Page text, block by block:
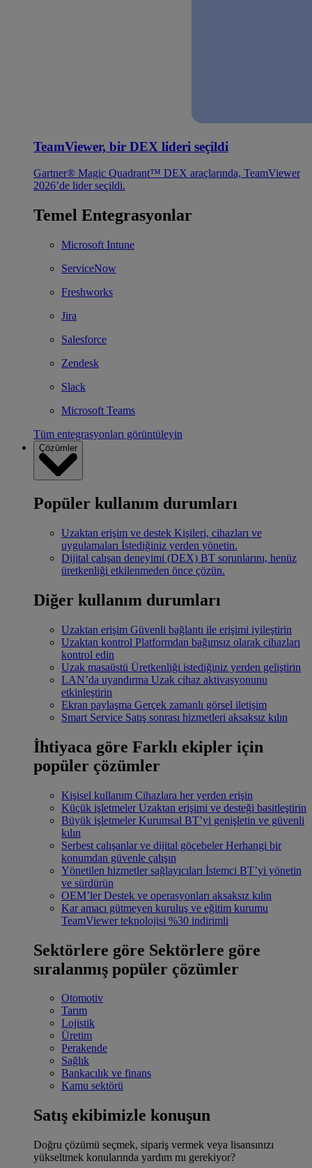
TeamViewer, bir DEX lideri seçildi
Gartner® Magic Quadrant™ DEX araçlarında, TeamViewer
2026’de lider seçildi.
Temel Entegrasyonlar
Microsoft Intune
ServiceNow
Freshworks
Jira
Salesforce
Zendesk
Slack
Microsoft Teams
Tüm entegrasyonları görüntüleyin
Çözümler
Popüler kullanım durumları
Uzaktan erişim ve destek Kişileri, cihazları ve
uygulamaları İstediğiniz yerden yönetin.
Dijital çalışan deneyimi (DEX) BT sorunlarını, henüz
üretkenliği etkilenmeden önce çözün.
Diğer kullanım durumları
Uzaktan erişim Güvenli bağlantı ile erişimi iyileştirin
Uzaktan kontrol Platformdan bağımsız olarak cihazları
kontrol edin
Uzak masaüstü Üretkenliği istediğiniz yerden geliştirin
LAN’da uyandırma Uzak cihaz aktivasyonunu
etkinleştirin
Ekran paylaşma Gerçek zamanlı görsel iletişim
Smart Service Satış sonrası hizmetleri aksaksız kılın
İhtiyaca göre Farklı ekipler için
popüler çözümler
Kişisel kullanım Cihazlara her yerden erişin
Küçük işletmeler Uzaktan erişimi ve desteği basitleştirin
Büyük işletmeler Kurumsal BT’yi genişletin ve güvenli
kılın
Serbest çalışanlar ve dijital göçebeler Herhangi bir
konumdan güvenle çalışın
Yönetilen hizmetler sağlayıcıları İstemci BT’yi yönetin
ve sürdürün
OEM’ler Destek ve operasyonları aksaksız kılın
Kar amacı gütmeyen kuruluş ve eğitim kurumu
TeamViewer teknolojisi %30 indirimli
Sektörlere göre Sektörlere göre
sıralanmış popüler çözümler
Otomotiv
Tarım
Lojistik
Üretim
Perakende
Sağlık
Bankacılık ve finans
Kamu sektörü
Satış ekibimizle konuşun
Doğru çözümü seçmek, sipariş vermek veya lisansınızı
yükseltmek konularında yardım mı gerekiyor?